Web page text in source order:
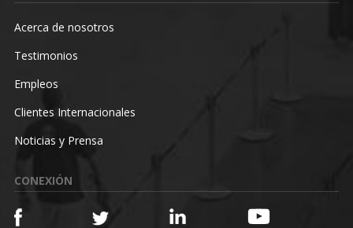
Acerca de nosotros
Testimonios
Empleos
Clientes Internacionales
Noticias y Prensa
CONEXIÓN